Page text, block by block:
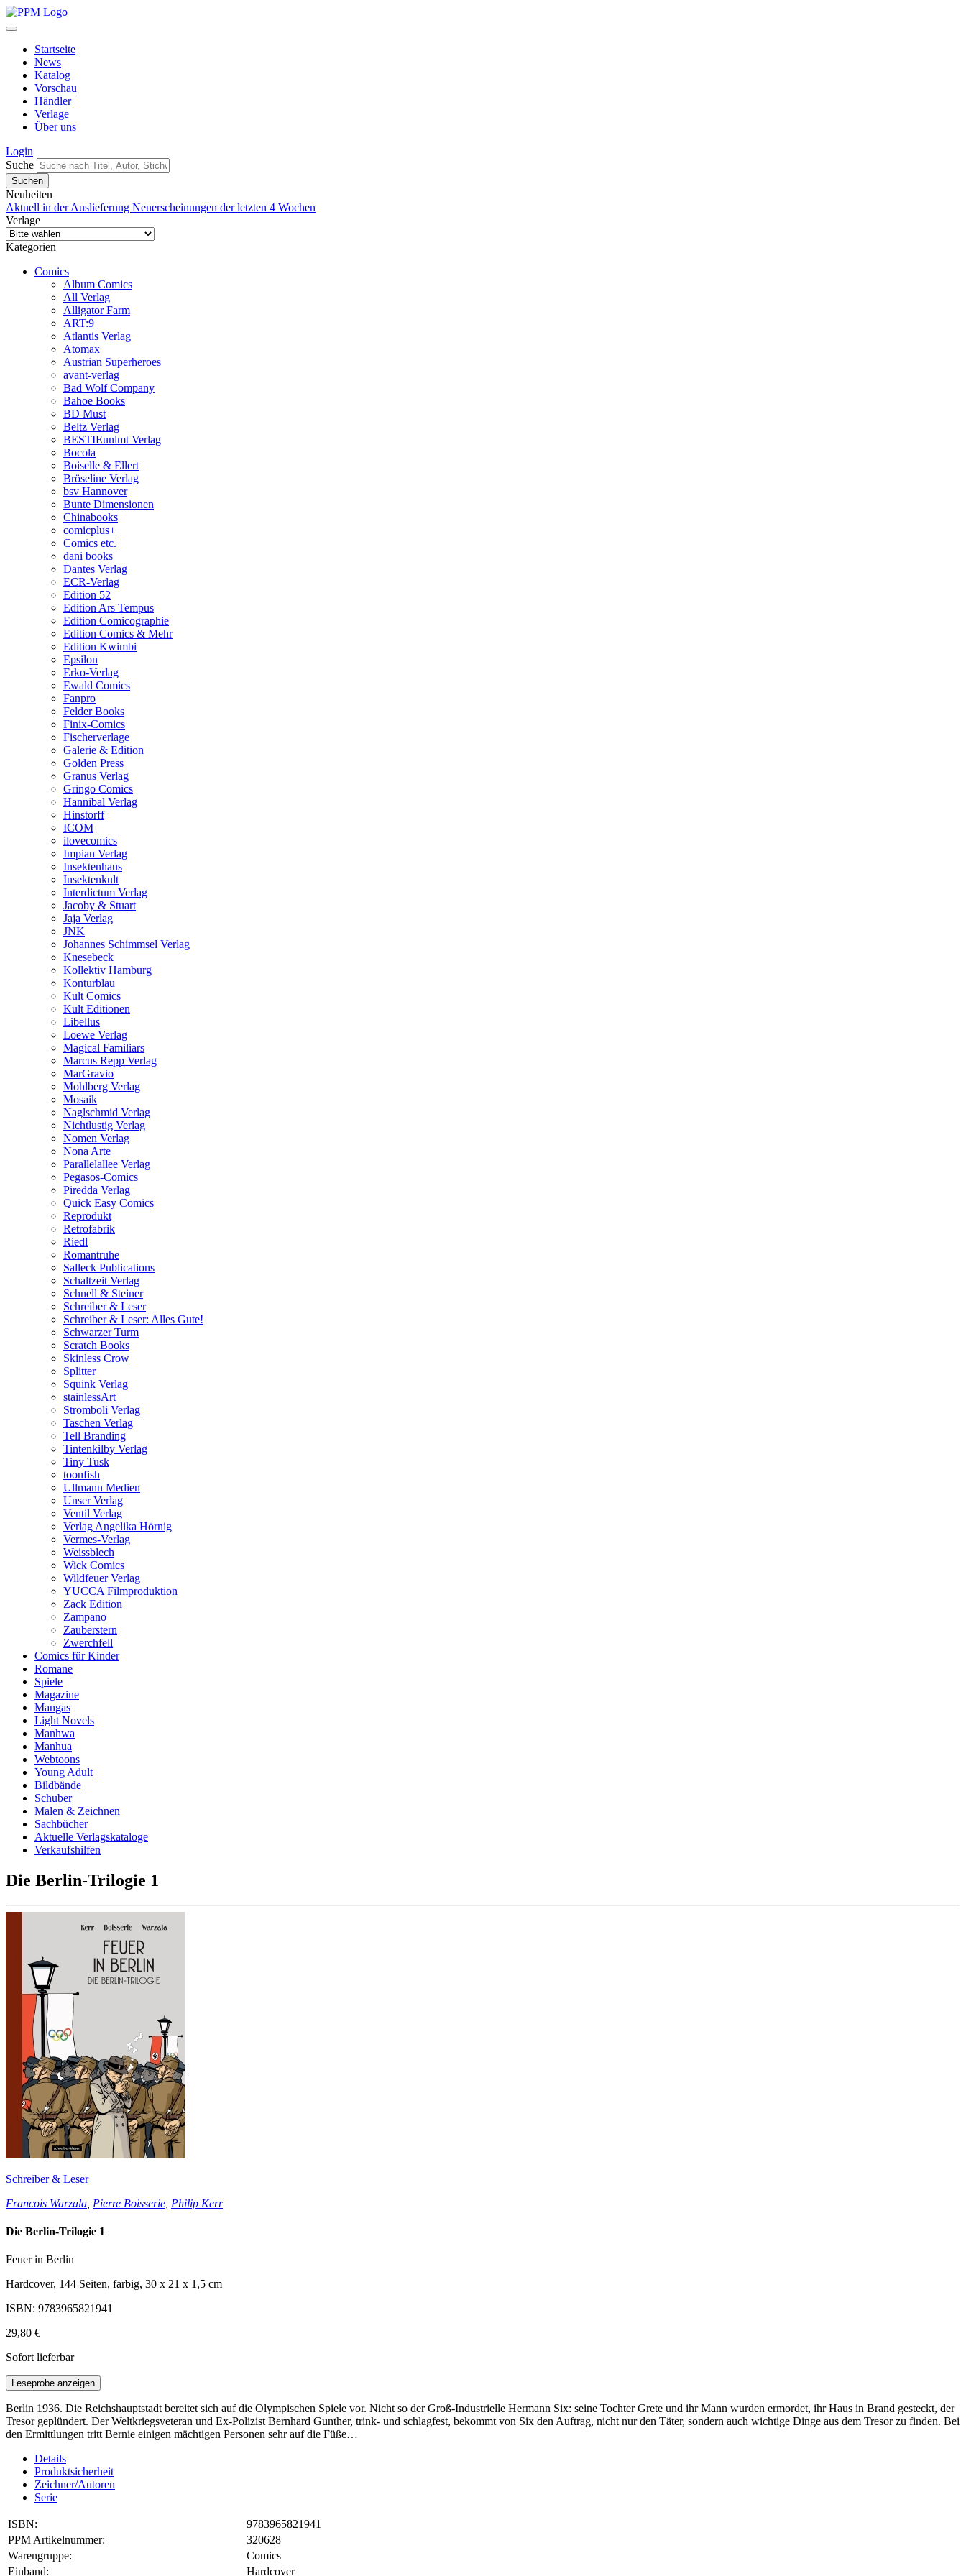
Startseite
News
Katalog
Vorschau
Händler
Verlage
Über uns
Login
Suche
Neuheiten
Aktuell in der Auslieferung Neuerscheinungen der letzten 4 Wochen
Verlage
Kategorien
Comics
Album Comics
All Verlag
Alligator Farm
ART:9
Atlantis Verlag
Atomax
Austrian Superheroes
avant-verlag
Bad Wolf Company
Bahoe Books
BD Must
Beltz Verlag
BESTIEunlmt Verlag
Bocola
Boiselle & Ellert
Bröseline Verlag
bsv Hannover
Bunte Dimensionen
Chinabooks
comicplus+
Comics etc.
dani books
Dantes Verlag
ECR-Verlag
Edition 52
Edition Ars Tempus
Edition Comicographie
Edition Comics & Mehr
Edition Kwimbi
Epsilon
Erko-Verlag
Ewald Comics
Fanpro
Felder Books
Finix-Comics
Fischerverlage
Galerie & Edition
Golden Press
Granus Verlag
Gringo Comics
Hannibal Verlag
Hinstorff
ICOM
ilovecomics
Impian Verlag
Insektenhaus
Insektenkult
Interdictum Verlag
Jacoby & Stuart
Jaja Verlag
JNK
Johannes Schimmsel Verlag
Knesebeck
Kollektiv Hamburg
Konturblau
Kult Comics
Kult Editionen
Libellus
Loewe Verlag
Magical Familiars
Marcus Repp Verlag
MarGravio
Mohlberg Verlag
Mosaik
Naglschmid Verlag
Nichtlustig Verlag
Nomen Verlag
Nona Arte
Parallelallee Verlag
Pegasos-Comics
Piredda Verlag
Quick Easy Comics
Reprodukt
Retrofabrik
Riedl
Romantruhe
Salleck Publications
Schaltzeit Verlag
Schnell & Steiner
Schreiber & Leser
Schreiber & Leser: Alles Gute!
Schwarzer Turm
Scratch Books
Skinless Crow
Splitter
Squink Verlag
stainlessArt
Stromboli Verlag
Taschen Verlag
Tell Branding
Tintenkilby Verlag
Tiny Tusk
toonfish
Ullmann Medien
Unser Verlag
Ventil Verlag
Verlag Angelika Hörnig
Vermes-Verlag
Weissblech
Wick Comics
Wildfeuer Verlag
YUCCA Filmproduktion
Zack Edition
Zampano
Zauberstern
Zwerchfell
Comics für Kinder
Romane
Spiele
Magazine
Mangas
Light Novels
Manhwa
Manhua
Webtoons
Young Adult
Bildbände
Schuber
Malen & Zeichnen
Sachbücher
Aktuelle Verlagskataloge
Verkaufshilfen
Die Berlin-Trilogie 1
Schreiber & Leser
Francois Warzala Pierre Boisserie Philip Kerr
Die Berlin-Trilogie 1
Feuer in Berlin
Hardcover, 144 Seiten, farbig, 30 x 21 x 1,5 cm
ISBN: 9783965821941
29,80 €
Sofort lieferbar
Leseprobe anzeigen
Berlin 1936. Die Reichshauptstadt bereitet sich auf die Olympischen Spiele vor. Nicht so der Groß-Industrielle Hermann Six: seine Tochter Grete und ihr Mann wurden ermordet, ihr Haus in Brand gesteckt, der
Tresor geplündert. Der Weltkriegsveteran und Ex-Polizist Bernhard Gunther, trink- und schlagfest, bekommt von Six den Auftrag, nicht nur den Täter, sondern auch wichtige Dinge aus dem Tresor zu finden. Bei
den Ermittlungen tritt Bernie einigen mächtigen Personen sehr auf die Füße…
Details
Produktsicherheit
Zeichner/Autoren
Serie
ISBN:
9783965821941
PPM Artikelnummer:
320628
Warengruppe:
Comics
Einband:
Hardcover